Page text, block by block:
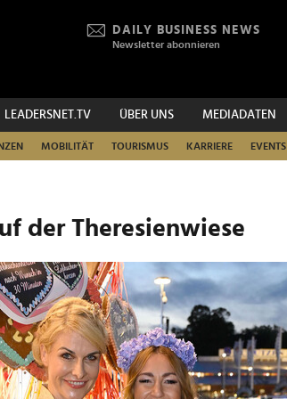
DAILY BUSINESS NEWS
Newsletter abonnieren
LEADERSNET.TV ÜBER UNS MEDIADATEN
MOBILITÄT TOURISMUS KARRIERE EVENTS
der Theresienwiese